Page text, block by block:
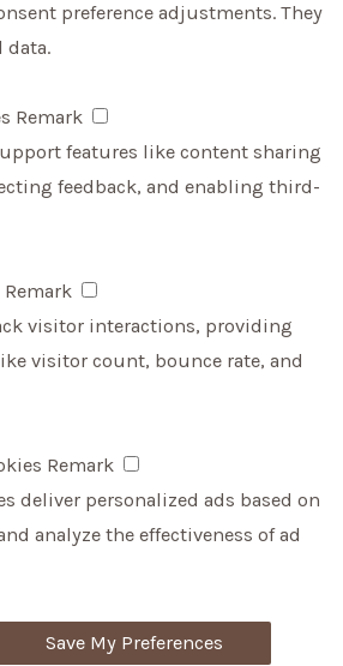
preference adjustments. They
data.
Remark
features like content sharing
feedback, and enabling third-
Remark
visitor interactions, providing
visitor count, bounce rate, and
Remark
deliver personalized ads based on
analyze the effectiveness of ad
Save My Preferences